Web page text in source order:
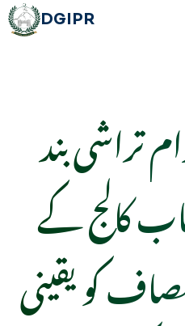
DGIPR
تراشی بند
کالج کے
کو یقینی